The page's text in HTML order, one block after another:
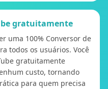
gratuitamente
uma 100% Conversor de
todos os usuários. Você
gratuitamente
custo, tornando
para quem precisa